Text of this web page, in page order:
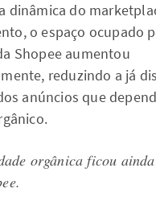
dinâmica do
o espaço ocupado
Shopee aumentou
reduzindo a já
anúncios que
orgânica ficou